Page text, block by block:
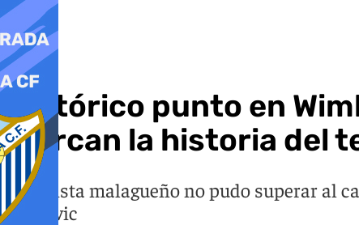
Tenis
Histórico punto en
marcan la historia del
El tenista malagueño no pudo superar al
Djokovic